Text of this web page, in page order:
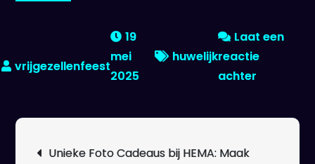
19
mei
2025
huwelijk
Laat een
reactie
achterop
Magie
Unieke Foto Cadeaus bij HEMA: Maak